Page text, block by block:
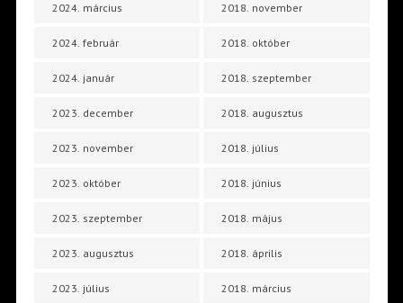
2024. március
2024. február
2024. január
2023. december
2023. november
2023. október
2023. szeptember
2023. augusztus
2023. július
2018. november
2018. október
2018. szeptember
2018. augusztus
2018. július
2018. június
2018. május
2018. április
2018. március